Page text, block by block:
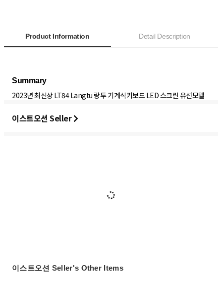
Product Information Detail Description
Summary
2023년 최신상 LT84 Langtu 랑투 기계식키보드 LED 스크린 유선모델
이스트오션 Seller
이스트오션 Seller's Other Items